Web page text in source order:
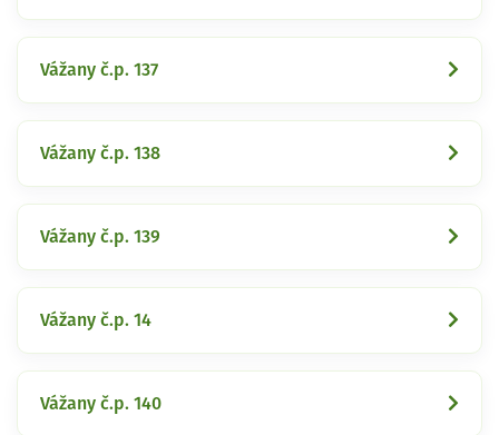
Vážany č.p. 137
Vážany č.p. 138
Vážany č.p. 139
Vážany č.p. 14
Vážany č.p. 140